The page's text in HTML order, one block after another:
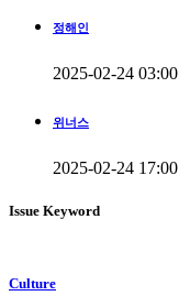
정해인
2025-02-24 03:00
위너스
2025-02-24 17:00
Issue Keyword
Culture